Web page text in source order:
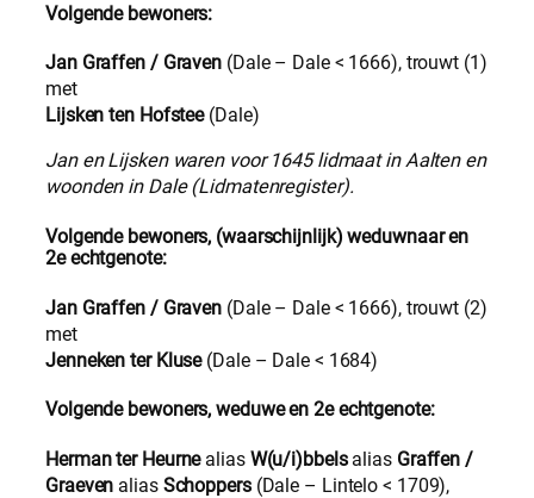
Volgende bewoners:
Jan Graffen / Graven (Dale – Dale < 1666), trouwt (1)
met
Lijsken ten Hofstee(Dale)
Jan en Lijsken waren voor 1645 lidmaat in Aalten en
woonden in Dale (Lidmatenregister).
Volgende bewoners, (waarschijnlijk) weduwnaar en
2e echtgenote:
Jan Graffen / Graven (Dale – Dale < 1666), trouwt (2)
met
Jenneken ter Kluse(Dale – Dale < 1684)
Volgende bewoners, weduwe en 2e echtgenote:
Herman ter Heurne alias W(u/i)bbelsalias Graffen /
Graeven alias Schoppers(Dale – Lintelo < 1709),